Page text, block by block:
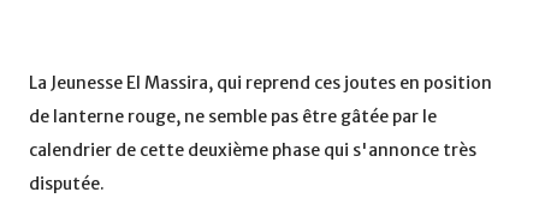
La Jeunesse El Massira, qui reprend ces joutes en position
de lanterne rouge, ne semble pas être gâtée par le
calendrier de cette deuxième phase qui s'annonce très
disputée.